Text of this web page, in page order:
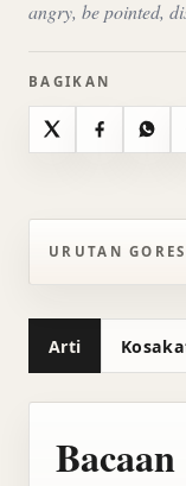
angry, be pointed,
BAGIKAN
X Facebook
URUTAN
Arti
Bacaan